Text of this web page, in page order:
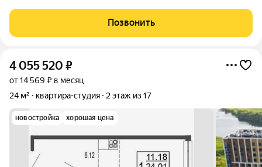
Дом комфорт-класса с продуманными планировочными
решениями и широким выбором
Позвонить
4 055 520 ₽
от 14 569 ₽ в месяц
24 м²
квартира-студия 2 этаж из 17
новостройка хорошая цена